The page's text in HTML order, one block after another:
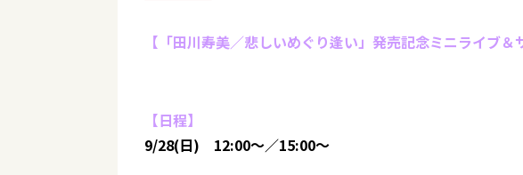
【「田川寿美／悲しいめぐり逢い」発売記念ミニライブ
【日程】
9/28(日) 12:00～／15:00～